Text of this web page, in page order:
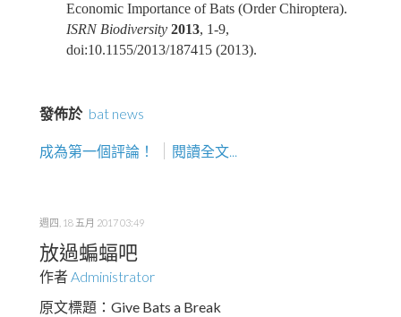
Economic Importance of Bats (Order Chiroptera).
ISRN Biodiversity 2013, 1-9,
doi:10.1155/2013/187415 (2013).
發佈於 bat news
成為第一個評論！ 閱讀全文...
週四, 18 五月 2017 03:49
放過蝙蝠吧
作者Administrator
原文標題： Give Bats a Break